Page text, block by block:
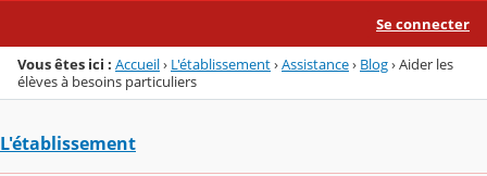
Se connecter
Vous êtes ici : Accueil› L'établissement›Assistance› Blog›Aider les
élèves à besoins particuliers
L'établissement